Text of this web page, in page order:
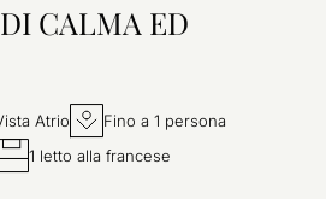
CALMA ED
Atrio
Fino a 1 persona
1 letto alla francese